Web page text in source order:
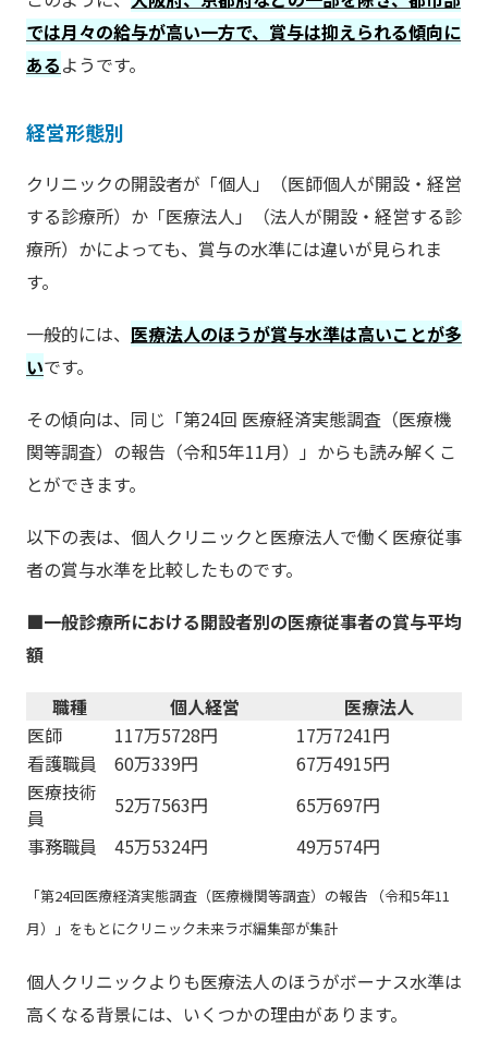
では月々の給与が高い一方で、賞与は抑えられる傾向に
あるようです。
経営形態別
クリニックの開設者が「個人」（医師個人が開設・経営
する診療所）か「医療法人」（法人が開設・経営する診
療所）かによっても、賞与の水準には違いが見られま
す。
一般的には、 医療法人のほうが賞与水準は高いことが多
いです。
その傾向は、同じ「第24回 医療経済実態調査（医療機
関等調査）の報告（令和5年11月）」からも読み解くこ
とができます。
以下の表は、個人クリニックと医療法人で働く医療従事
者の賞与水準を比較したものです。
■一般診療所における開設者別の医療従事者の賞与平均
額
職種
個人経営
医療法人
医師
117万5728円
17万7241円
看護職員
60万339円
67万4915円
医療技術
員
52万7563円
65万697円
事務職員
45万5324円 49万574円
「第24回医療経済実態調査（医療機関等調査）の報告 （令和5年11
月）」をもとにクリニック未来ラボ編集部が集計
個人クリニックよりも医療法人のほうがボーナス水準は
高くなる背景には、いくつかの理由があります。